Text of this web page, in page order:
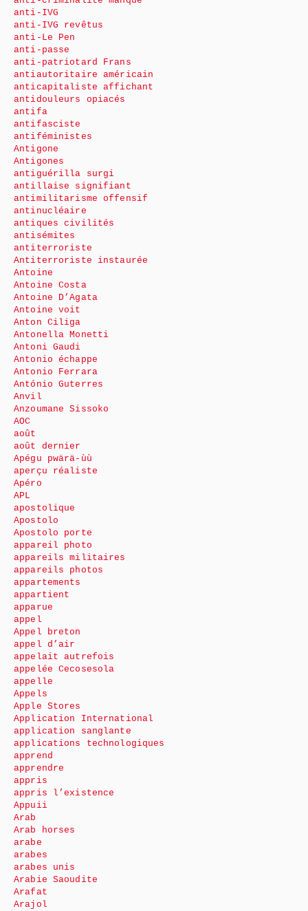
anti-IVG
anti-IVG revêtus
anti-Le Pen
anti-passe
anti-patriotard Frans
antiautoritaire américain
anticapitaliste affichant
antidouleurs opiacés
antifa
antifasciste
antiféministes
Antigone
Antigones
antiguérilla surgi
antillaise signifiant
antimilitarisme offensif
antinucléaire
antiques civilités
antisémites
antiterroriste
Antiterroriste instaurée
Antoine
Antoine Costa
Antoine D’Agata
Antoine voit
Anton Ciliga
Antonella Monetti
Antoni Gaudi
Antonio échappe
Antonio Ferrara
António Guterres
Anvil
Anzoumane Sissoko
AOC
août
août dernier
Apégu pwärä-ùù
aperçu réaliste
Apéro
APL
apostolique
Apostolo
Apostolo porte
appareil photo
appareils militaires
appareils photos
appartements
appartient
apparue
appel
Appel breton
appel d’air
appelait autrefois
appelée Cecosesola
appelle
Appels
Apple Stores
Application International
application sanglante
applications technologiques
apprend
apprendre
appris
appris l’existence
Appuii
Arab
Arab horses
arabe
arabes
arabes unis
Arabie Saoudite
Arafat
Arajol